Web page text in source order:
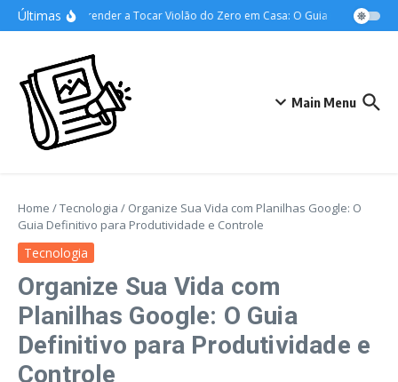
Ir para o conteúdo
Últimas
Como Aprender a Tocar Violão do Zero em Casa: O Guia Completo
Main Menu
Home /Tecnologia / Organize Sua Vida com Planilhas Google: O
Guia Definitivo para Produtividade e Controle
Tecnologia
Organize Sua Vida com
Planilhas Google: O Guia
Definitivo para Produtividade e
Controle